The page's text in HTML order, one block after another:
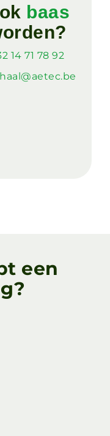
baas
14 71 78 92
een